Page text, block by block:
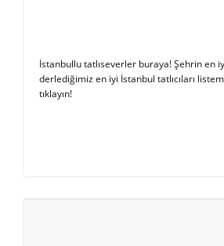
İstanbullu tatlıseverler buraya! Şehrin en
derlediğimiz en iyi İstanbul tatlıcıları
tıklayın!